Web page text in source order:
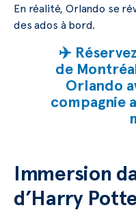
En réalité, Orlando se
des ados à bord.
✈️
de
Orlando
compagnie
Immersion
d’Harry